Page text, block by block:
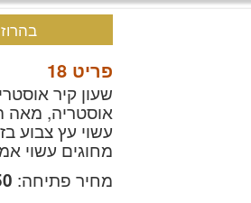
בהרוז
פריט 18
שעון קיר
עשוי עץ צבוע
מחוגים עשוי
מחיר פתיחה: